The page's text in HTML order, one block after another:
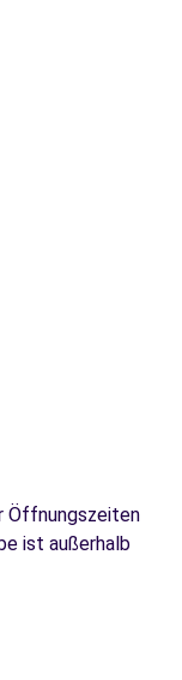
Öffnungszeiten
ist außerhalb